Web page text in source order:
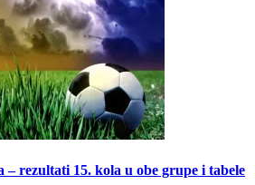
rezultati 15. kola u obe grupe i tabele